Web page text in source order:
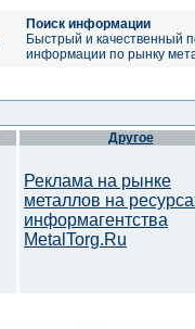
Поиск информации
Быстрый и качественный
информации по рынку
Другое
Реклама на рынке
металлов на
информагентства
MetalTorg.Ru